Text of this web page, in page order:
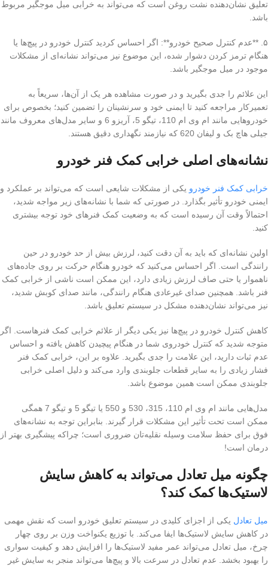
تعلیق نشان‌دهنده نشت روغن است که می‌تواند به خرابی میل موجگیر مربوط
باشد.
۵. **عدم کنترل صحیح خودرو**: اگر احساس کردید کنترل خودرو در پیچ‌ها یا
هنگام ترمز کردن دشوار شده، این موضوع نیز می‌تواند نشانه‌ای از مشکلات
موجود در میل موجگیر باشد.
این علائم را جدی بگیرید و در صورت مشاهده هر یک از آن‌ها، سریعاً به
تعمیرکار مراجعه کنید تا ایمنی خود و سرنشینان را تضمین کنید؛ بخصوص برای
خودروهایی مانند ام وی ام 110، تیگو 5، آریزو 6 و سایر مدل‌های معروف مانند
جیلی هاچ بک و لیفان 620 که نیازمند نگهداری دقیق هستند.
نشانه‌های اصلی خرابی کمک فنر خودرو
خرابی کمک فنر خودرو یکی از مشکلات شایعی است که می‌تواند بر عملکرد و
ایمنی خودرو تأثیر بگذارد. در صورتی که شما با نشانه‌های زیر مواجه شدید،
احتمالاً وقت آن رسیده است که به وضعیت کمک فنرهای خود توجه بیشتری
کنید.
اولین نشانه‌ای که باید به آن دقت کنید، لرزش بیش از حد خودرو در حین
رانندگی است. اگر احساس می‌کنید که خودرو هنگام حرکت بر روی جاده‌های
ناهموار یا حتی صاف لرزش زیادی دارد، این ممکن است ناشی از خرابی کمک
فنر باشد. همچنین صدای غیرعادی هنگام رانندگی، مانند صدای کوبش شدید،
نیز می‌تواند نشان‌دهنده مشکل در سیستم تعلیق باشد.
کاهش کنترل خودرو در پیچ‌ها نیز یکی دیگر از علائم خرابی کمک فنرهاست. اگر
متوجه شدید که کنترل خودروی شما در هنگام پیچیدن کاهش یافته و احساس
عدم ثبات دارید، این علامت را جدی بگیرید. علاوه بر این، خرابی کمک فنر
فشار زیادی را به سایر قطعات جلوبندی وارد می‌کند و دلیل اصلی خرابی
جلوبندی ممکن است همین موضوع باشد.
مدل‌هایی مانند ام وی ام 110، 315، 530 و 550 یا تیگو 5 و تیگو 7 همگی
ممکن است تحت تأثیر این مشکلات قرار گیرند. بنابراین توجه به نشانه‌های
فوق برای حفظ سلامت وسیله نقلیه‌تان ضروری است؛ چراکه پیشگیری بهتر از
درمان است!
چگونه میل تعادل می‌تواند به کاهش سایش
لاستیک‌ها کمک کند؟
میل تعادل یکی از اجزای کلیدی در سیستم تعلیق خودرو است که نقش مهمی
در کاهش سایش لاستیک‌ها ایفا می‌کند. با توزیع یکنواخت وزن بر روی چهار
چرخ، میل تعادل می‌تواند عمر مفید لاستیک‌ها را افزایش دهد و کیفیت سواری
را بهبود بخشد. عدم تعادل در سرعت بالا و پیچ‌ها می‌تواند منجر به سایش غیر